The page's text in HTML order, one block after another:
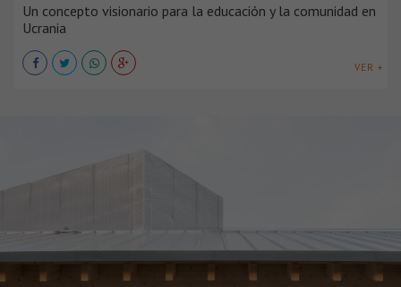
Un concepto visionario para la educación y la comunidad en
Ucrania
VER +